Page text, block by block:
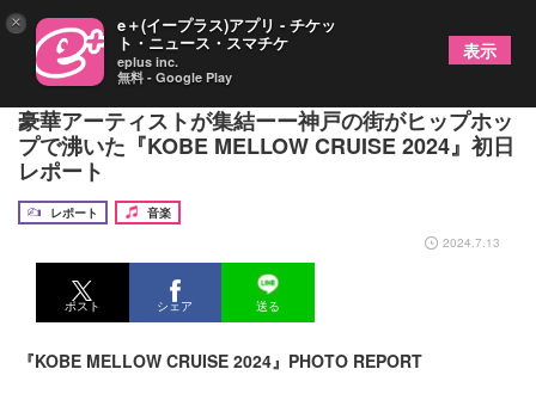
WILYWNKA、Yo-Sea、加藤ミリヤ、tofubeatsら
豪華アーティストが集結ーー神戸の街がヒップホッ
プで沸いた『KOBE MELLOW CRUISE 2024』初日
レポート
レポート
音楽
2024.7.13
ポスト シェア 送る
『KOBE MELLOW CRUISE 2024』PHOTO REPORT
× e＋(イープラス)アプリ - チケッ
ト・ニュース・スマチケ
eplus inc.
無料 - Google Play
表示